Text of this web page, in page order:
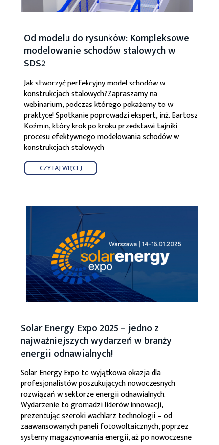
Od modelu do rysunków: Kompleksowe
modelowanie schodów stalowych w
SDS2
Jak stworzyć perfekcyjny model schodów w
konstrukcjach stalowych?Zapraszamy na
webinarium, podczas którego pokażemy to w
praktyce! Spotkanie poprowadzi ekspert, inż. Bartosz
Koźmin, który krok po kroku przedstawi tajniki
procesu efektywnego modelowania schodów w
konstrukcjach stalowych
CZYTAJ WIĘCEJ
Solar Energy Expo 2025 – jedno z
najważniejszych wydarzeń w branży
energii odnawialnych!
Solar Energy Expo to wyjątkowa okazja dla
profesjonalistów poszukujących nowoczesnych
rozwiązań w sektorze energii odnawialnych.
Wydarzenie to gromadzi liderów innowacji,
prezentując szeroki wachlarz technologii – od
zaawansowanych paneli fotowoltaicznych, poprzez
systemy magazynowania energii, aż po nowoczesne